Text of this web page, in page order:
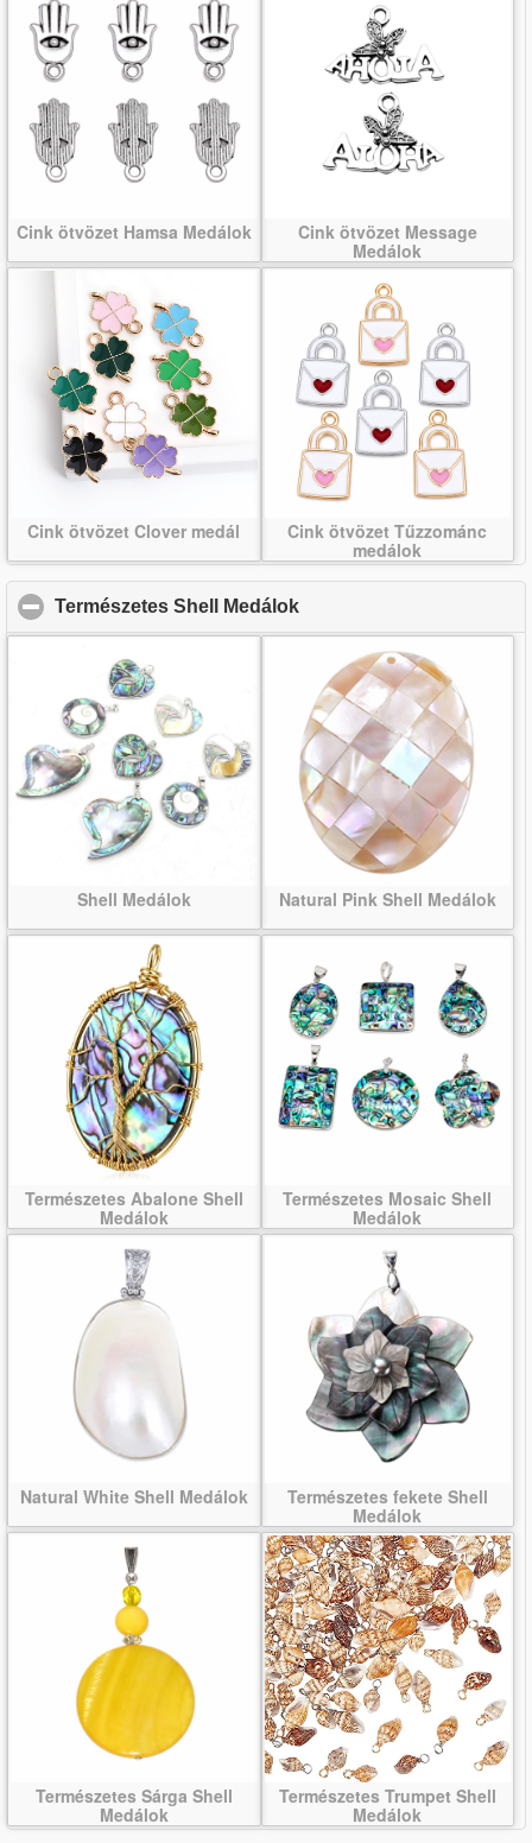
Cink ötvözet Hamsa Medálok
Cink ötvözet Message
Medálok
Cink ötvözet Clover medál
Cink ötvözet Tűzzománc
medálok
Természetes Shell Medálok
Shell Medálok Natural Pink Shell Medálok
Természetes Abalone Shell
Medálok
Természetes Mosaic Shell
Medálok
Natural White Shell Medálok
Természetes fekete Shell
Medálok
Természetes Sárga Shell
Medálok
Természetes Trumpet Shell
Medálok